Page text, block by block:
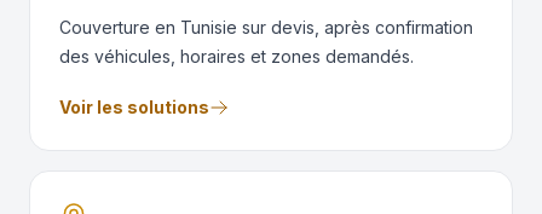
Couverture en Tunisie sur devis, après confirmation
des véhicules, horaires et zones demandés.
Voir les solutions